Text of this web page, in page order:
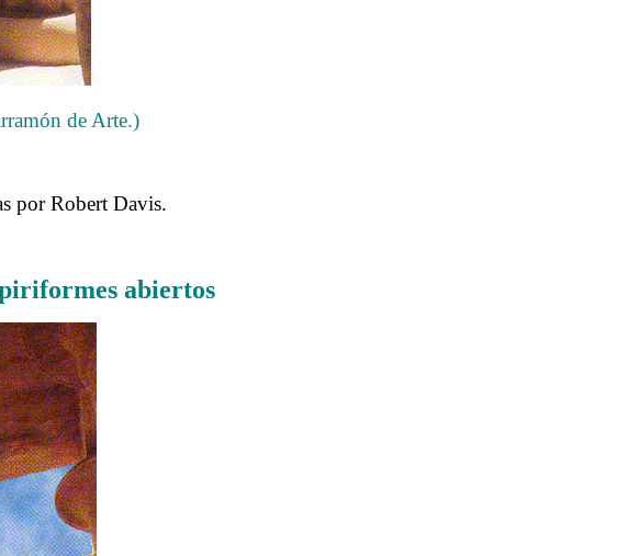
de Arte.)
por Robert Davis.
abiertos